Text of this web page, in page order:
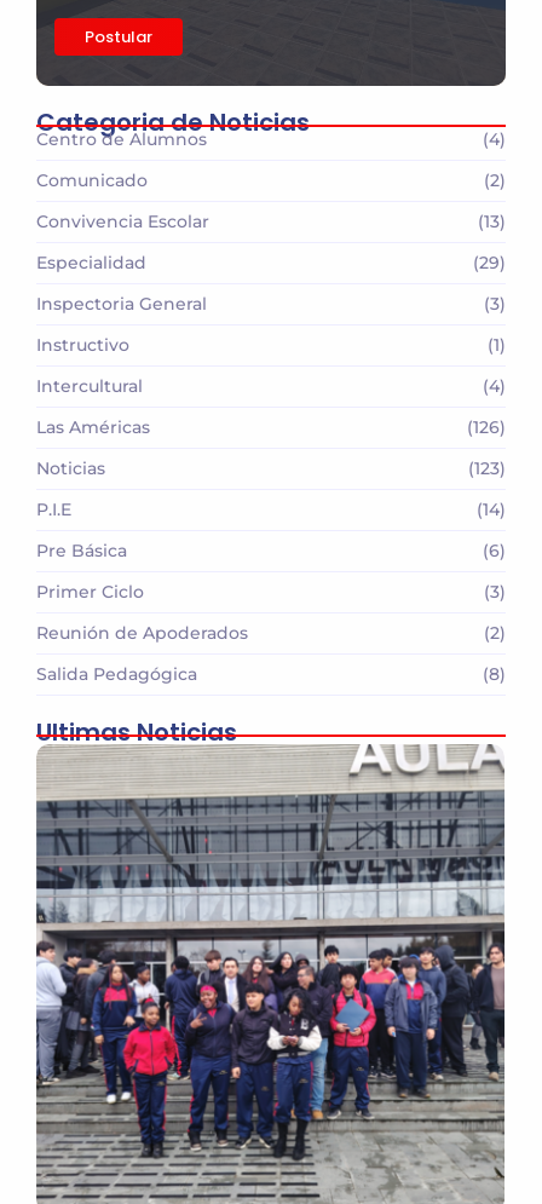
Postular
Categoria de Noticias
Centro de Alumnos
(4)
Comunicado
(2)
Convivencia Escolar
(13)
Especialidad
(29)
Inspectoria General
(3)
Instructivo
(1)
Intercultural
(4)
Las Américas
(126)
Noticias
(123)
P.I.E
(14)
Pre Básica
(6)
Primer Ciclo
(3)
Reunión de Apoderados
(2)
Salida Pedagógica
(8)
Ultimas Noticias